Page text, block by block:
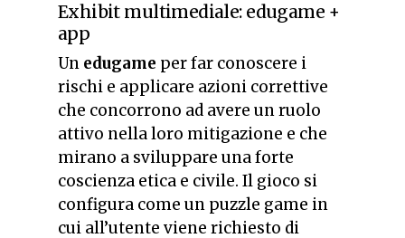
Exhibit multimediale: edugame +
app
Un edugame perfar conoscere i
rischi e applicare azioni correttive
che concorrono ad avere un ruolo
attivo nella loro mitigazione e che
mirano a sviluppare una forte
coscienza etica e civile. Il gioco si
configura come un puzzle game in
cui all’utente viene richiesto di